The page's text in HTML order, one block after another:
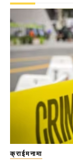
क्राईमनामा